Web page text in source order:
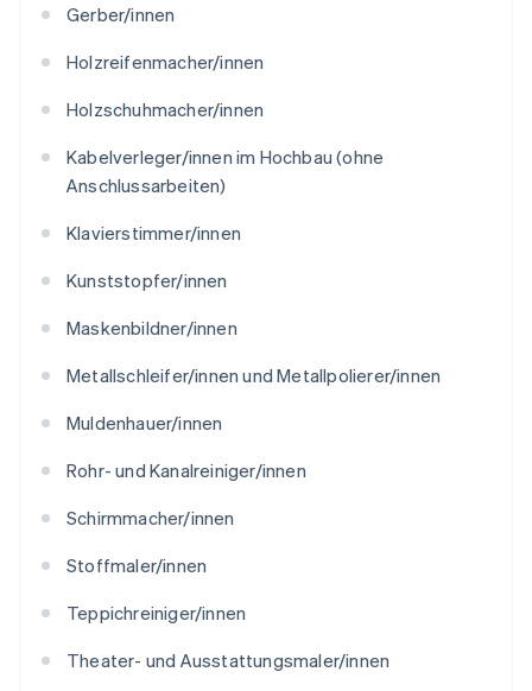
Gerber/innen
Holzreifenmacher/innen
Holzschuhmacher/innen
Kabelverleger/innen im Hochbau (ohne
Anschlussarbeiten)
Klavierstimmer/innen
Kunststopfer/innen
Maskenbildner/innen
Metallschleifer/innen und Metallpolierer/innen
Muldenhauer/innen
Rohr- und Kanalreiniger/innen
Schirmmacher/innen
Stoffmaler/innen
Teppichreiniger/innen
Theater- und Ausstattungsmaler/innen